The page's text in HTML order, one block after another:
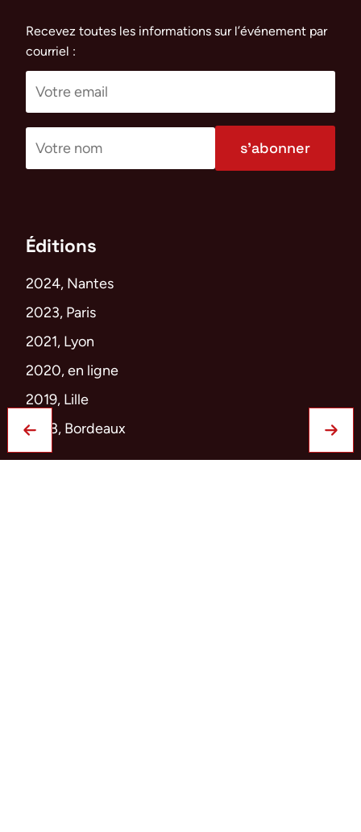
Des humains peuvent (aussi)
Recevez toutes les informations sur l’événement par
courriel :
s’abonner
Éditions
2024, Nantes
2023, Paris
2021, Lyon
2020, en ligne
2019, Lille
2018, Bordeaux